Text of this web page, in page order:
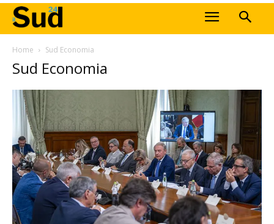
Home Sud Economia
Sud Economia